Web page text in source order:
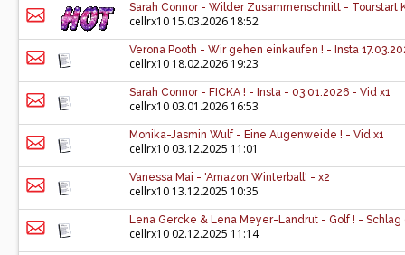
Sarah Connor - Wilder Zusammenschnitt - Tourstart
cellrx10 15.03.2026 18:52
Verona Pooth - Wir gehen einkaufen ! - Insta
cellrx10 18.02.2026 19:23
Sarah Connor - FICKA ! - Insta - 03.01.2026 - Vid x1
cellrx10 03.01.2026 16:53
Monika-Jasmin Wulf - Eine Augenweide ! - Vid x1
cellrx10 03.12.2025 11:01
Vanessa Mai - 'Amazon Winterball' - x2
cellrx10 13.12.2025 10:35
Lena Gercke & Lena Meyer-Landrut - Golf ! - Schlag
cellrx10 02.12.2025 11:14